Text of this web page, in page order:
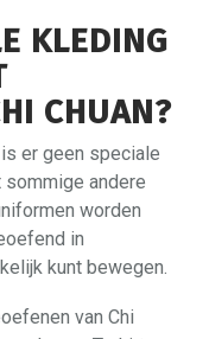
KLEDING
CHUAN?
er geen speciale
andere
worden
in
kunt bewegen.
van Chi